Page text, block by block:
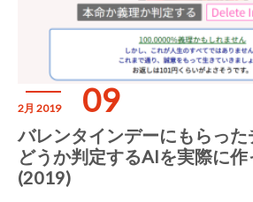
2月 2019 09
バレンタインデーにもらっ
どうか判定するAIを実際に
(2019)